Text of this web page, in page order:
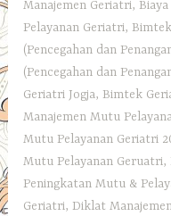
Manajemen Geriatri,
Pelayanan Geriatri,
(Pencegahan dan
(Pencegahan dan
Geriatri Jogja, Bimtek
Manajemen Mutu
Mutu Pelayanan Geriatri
Mutu Pelayanan Geruatri,
Peningkatan Mutu &
Geriatri,Diklat